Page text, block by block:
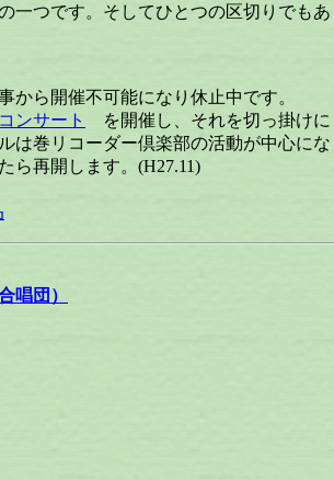
一つです。そしてひとつの区切りでも
から開催不可能になり休止中です。
ンサート を開催し、それを切っ掛け
は巻リコーダー倶楽部の活動が中心にな
ら再開します。(H27.11)
唱団）